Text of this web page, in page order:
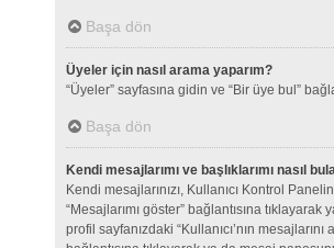
Başa dön
Üyeler için nasıl arama yaparım?
“Üyeler” sayfasına gidin ve “Bir üye bul”
Başa dön
Kendi mesajlarımı ve başlıklarımı nasıl
Kendi mesajlarınızı, Kullanıcı Kontrol
“Mesajlarımı göster” bağlantısına tıklayarak
profil sayfanızdaki “Kullanıcı’nın mesajlarını